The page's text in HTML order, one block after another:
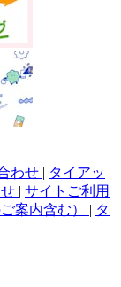
わせ | タイアッ
| サイトご利用
案内含む） | タ